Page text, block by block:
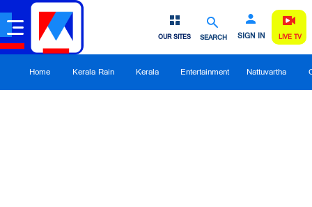
SEARCH SIGN IN
OUR SITES LIVE TV
Home Kerala Rain Kerala Entertainment Nattuvartha